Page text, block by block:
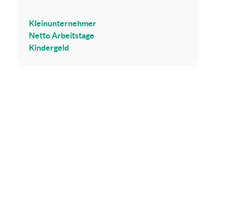
Kleinunternehmer
Netto Arbeitstage
Kindergeld